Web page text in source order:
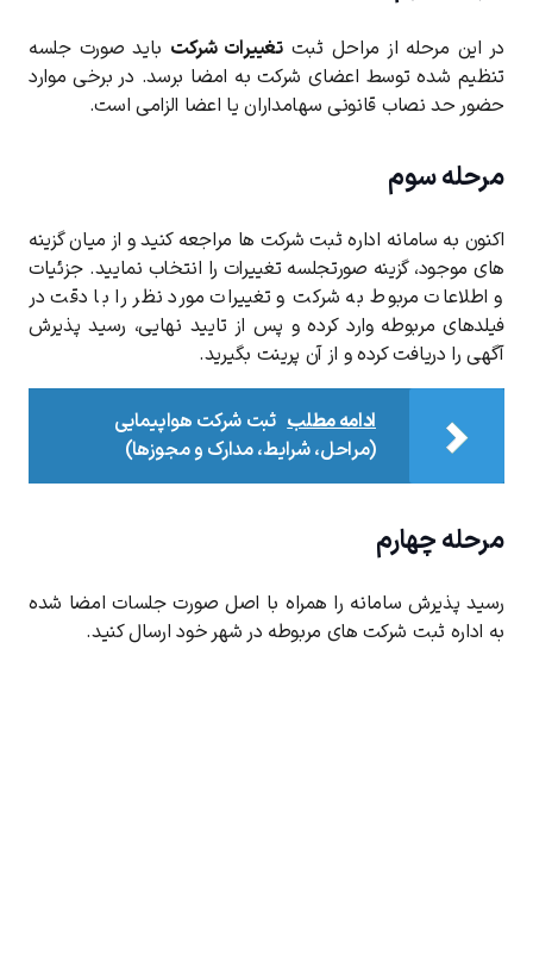
در این مرحله از مراحل ثبتتغییرات شرکت باید صورت جلسه
تنظیم شده توسط اعضای شرکت به امضا برسد. در برخی موارد
حضور حد نصاب قانونی سهامداران یا اعضا الزامی است.
مرحله سوم
اکنون به سامانه اداره ثبت شرکت ها مراجعه کنید و از میان گزینه
های موجود، گزینه صورتجلسه تغییرات را انتخاب نمایید. جزئیات
و اطلاعات مربوط به شرکت و تغییرات مورد نظر را با دقت در
فیلدهای مربوطه وارد کرده و پس از تایید نهایی، رسید پذیرش
آگهی را دریافت کرده و از آن پرینت بگیرید.
ادامه مطلب ثبت شرکت هواپیمایی
(مراحل، شرایط، مدارک و مجوزها)
مرحله چهارم
رسید پذیرش سامانه را همراه با اصل صورت جلسات امضا شده
به اداره ثبت شرکت های مربوطه در شهر خود ارسال کنید.